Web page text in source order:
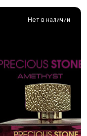
Нет в наличии